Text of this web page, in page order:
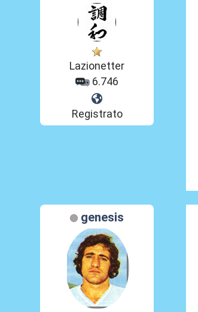
Lazionetter
6.746
Registrato
genesis